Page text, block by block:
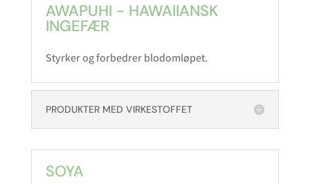
AWAPUHI - HAWAIIANSK
INGEFÆR
Styrker og forbedrer blodomløpet.
PRODUKTER MED VIRKESTOFFET
SOYA